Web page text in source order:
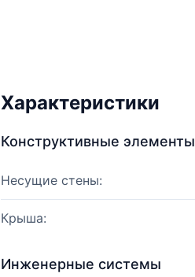
Характеристики
Конструктивные элементы
Несущие стены:
Крыша:
Инженерные системы